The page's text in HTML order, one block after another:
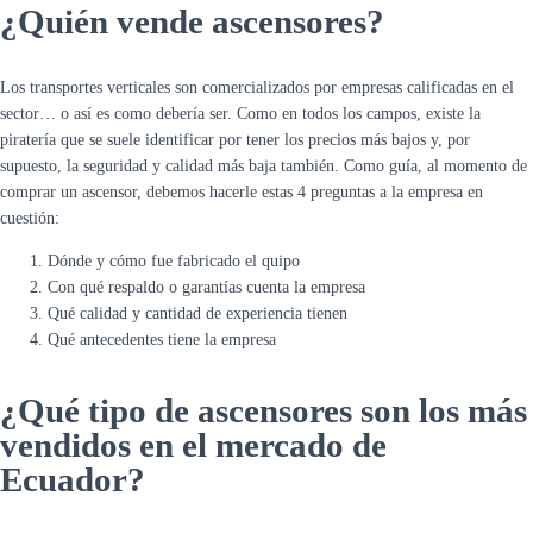
¿Quién vende ascensores?
Los transportes verticales son comercializados por empresas calificadas en el
sector… o así es como debería ser. Como en todos los campos, existe la
piratería que se suele identificar por tener los precios más bajos y, por
supuesto, la seguridad y calidad más baja también. Como guía, al momento de
comprar un ascensor, debemos hacerle estas 4 preguntas a la empresa en
cuestión:
Dónde y cómo fue fabricado el quipo
Con qué respaldo o garantías cuenta la empresa
Qué calidad y cantidad de experiencia tienen
Qué antecedentes tiene la empresa
¿Qué tipo de ascensores son los más
vendidos en el mercado de
Ecuador?